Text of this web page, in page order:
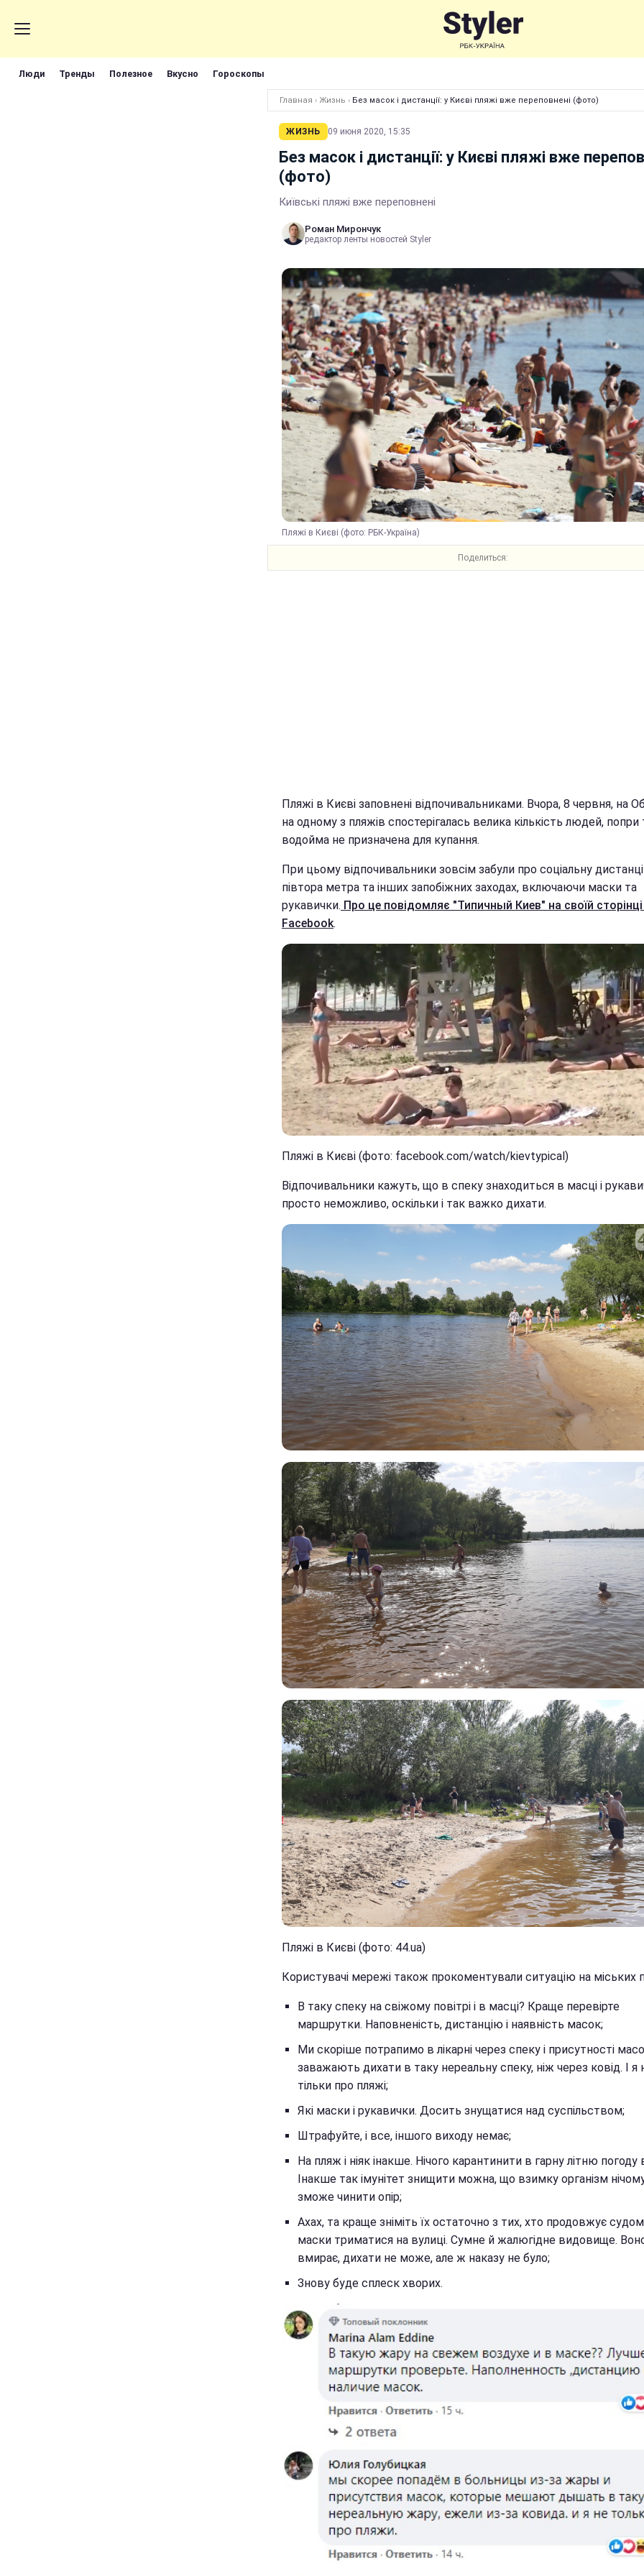
Люди Тренды Полезное Вкусно Гороскопы
Главная › Жизнь › Без масок і дистанції: у Києві пляжі вже переповнені (фото)
ЖИЗНЬ 09 июня 2020, 15:35
Без масок і дистанції: у Києві пляжі вже
(фото)
Київські пляжі вже переповнені
Роман Мирончук
редактор ленты новостей Styler
Пляжі в Києві (фото: РБК-Україна)
Поделиться:
Пляжі в Києві заповнені відпочивальниками. Вчора, 8 червня, на
на одному з пляжів спостерігалась велика кількість людей,
водойма не призначена для купання.
При цьому відпочивальники зовсім забули про соціальну
півтора метра та інших запобіжних заходах, включаючи маски та
рукавички. Про це повідомляє "Типичный Киев" на своїй
Facebook.
Пляжі в Києві (фото: facebook.com/watch/kievtypical)
Відпочивальники кажуть, що в спеку знаходиться в масці і
просто неможливо, оскільки і так важко дихати.
Пляжі в Києві (фото: 44.ua)
Користувачі мережі також прокоментували ситуацію на міських
В таку спеку на свіжому повітрі і в масці? Краще перевірте
маршрутки. Наповненість, дистанцію і наявність масок;
Ми скоріше потрапимо в лікарні через спеку і присутності
заважають дихати в таку нереальну спеку, ніж через ковід. І я
тільки про пляжі;
Які маски і рукавички. Досить знущатися над суспільством;
Штрафуйте, і все, іншого виходу немає;
На пляж і ніяк інакше. Нічого карантинити в гарну літню
Інакше так імунітет знищити можна, що взимку організм
зможе чинити опір;
Ахах, та краще зніміть їх остаточно з тих, хто продовжує
маски триматися на вулиці. Сумне й жалюгідне видовище.
вмирає, дихати не може, але ж наказу не було;
Знову буде сплеск хворих.